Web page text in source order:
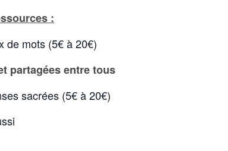
:
de mots (5€ à 20€)
partagées entre tous
sacrées (5€ à 20€)